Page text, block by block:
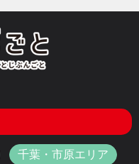
千葉・市原エリア